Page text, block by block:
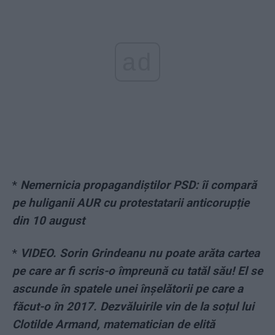
* Nemernicia propagandiștilor PSD: îi compară
pe huliganii AUR cu protestatarii anticorupție
din 10 august
* VIDEO. Sorin Grindeanu nu poate arăta cartea
pe care ar fi scris-o împreună cu tatăl său! El se
ascunde în spatele unei înșelătorii pe care a
făcut-o în 2017. Dezvăluirile vin de la soțul lui
Clotilde Armand, matematician de elită